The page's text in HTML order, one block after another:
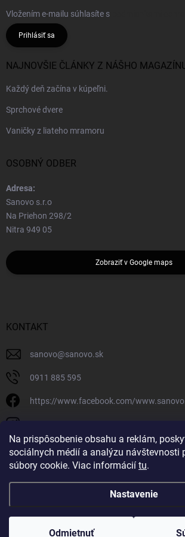
Na prispôsobenie obsahu a reklám,
sociálnych médií a analýzu návštevnosti
súbory cookie. Viac informácií tu.
Nastavenie
Odmietnuť
Vložením e-mailu súhlasíte s
Prihlásiť sa
NAJNOVŠIE ČLÁNKY Z NÁŠHO
Každý deň začína v kúpeľni.
Sprchové dvere
Vaničky z liateho mramoru
OSOBNÝ ODBER
Adresa:
Sanovo s.r.o
Na Priehon 298/2
Nitra 949 05
Zobraziť v Google maps
KONTAKT
sanovo@sanovo.sk
0911 885 595
https://www.facebook.com/
Copyright 2026Sanovo.sk. Všetky práva vyhradené.